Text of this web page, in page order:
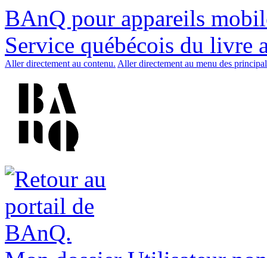
BAnQ pour appareils
Service québécois du livre
Aller directement au contenu. Aller directement au menu des